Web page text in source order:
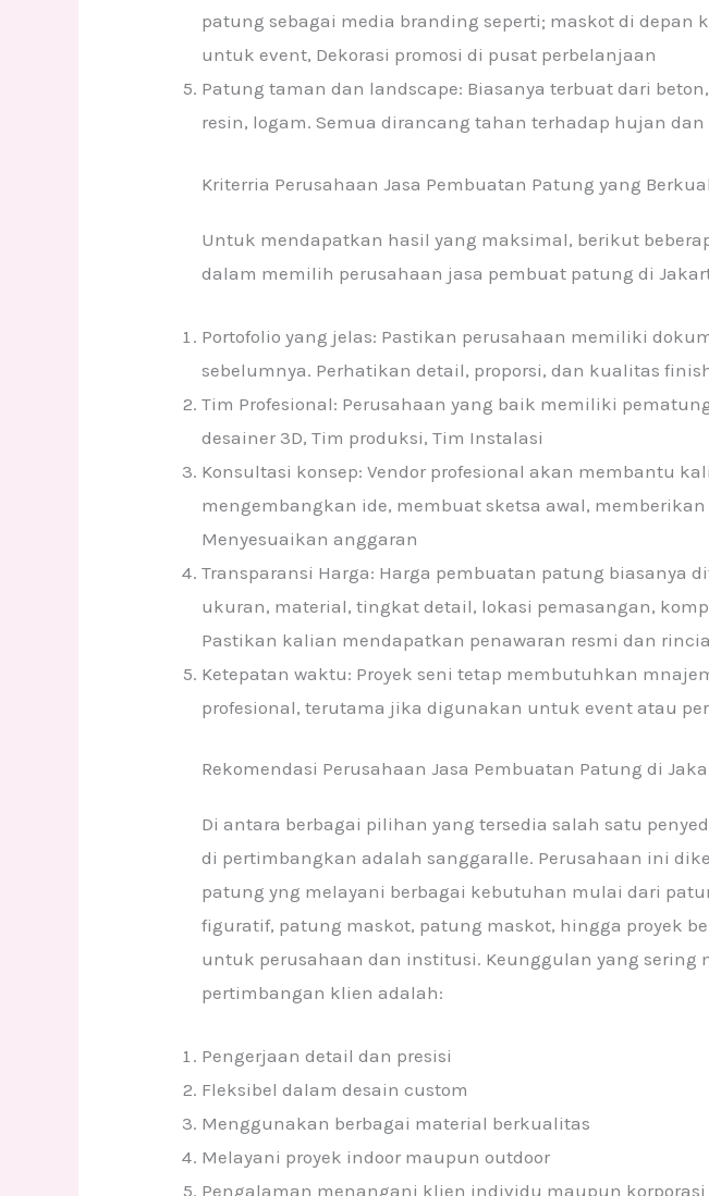
patung sebagai media branding seperti; maskot di depan
untuk event, Dekorasi promosi di pusat perbelanjaan
Patung taman dan landscape: Biasanya terbuat dari
resin, logam. Semua dirancang tahan terhadap hujan dan
Kriterria Perusahaan Jasa Pembuatan Patung yang
Untuk mendapatkan hasil yang maksimal, berikut
dalam memilih perusahaan jasa pembuat patung di
Portofolio yang jelas: Pastikan perusahaan memiliki
sebelumnya. Perhatikan detail, proporsi, dan kualitas
Tim Profesional: Perusahaan yang baik memiliki
desainer 3D, Tim produksi, Tim Instalasi
Konsultasi konsep: Vendor profesional akan membantu
mengembangkan ide, membuat sketsa awal, memberikan
Menyesuaikan anggaran
Transparansi Harga: Harga pembuatan patung biasanya
ukuran, material, tingkat detail, lokasi pemasangan,
Pastikan kalian mendapatkan penawaran resmi dan
Ketepatan waktu: Proyek seni tetap membutuhkan
profesional, terutama jika digunakan untuk event atau
Rekomendasi Perusahaan Jasa Pembuatan Patung di
Di antara berbagai pilihan yang tersedia salah satu
di pertimbangkan adalah sanggaralle. Perusahaan ini
patung yng melayani berbagai kebutuhan mulai dari
figuratif, patung maskot, patung maskot, hingga proyek
untuk perusahaan dan institusi. Keunggulan yang sering
pertimbangan klien adalah:
Pengerjaan detail dan presisi
Fleksibel dalam desain custom
Menggunakan berbagai material berkualitas
Melayani proyek indoor maupun outdoor
Pengalaman menangani klien individu maupun korporasi